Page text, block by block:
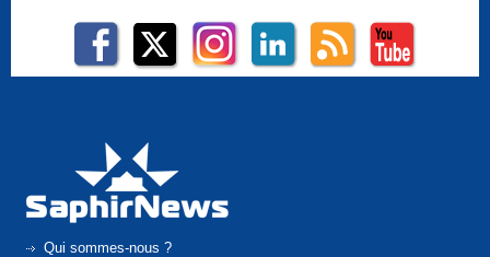
Qui sommes-nous ?